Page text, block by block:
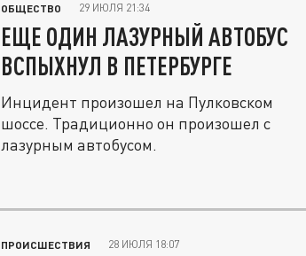
ОБЩЕСТВО 29 ИЮЛЯ 21:34
ЕЩЕ ОДИН ЛАЗУРНЫЙ АВТОБУС
ВСПЫХНУЛ В ПЕТЕРБУРГЕ
Инцидент произошел на Пулковском
шоссе. Традиционно он произошел с
лазурным автобусом.
ПРОИСШЕСТВИЯ 28 ИЮЛЯ 18:07